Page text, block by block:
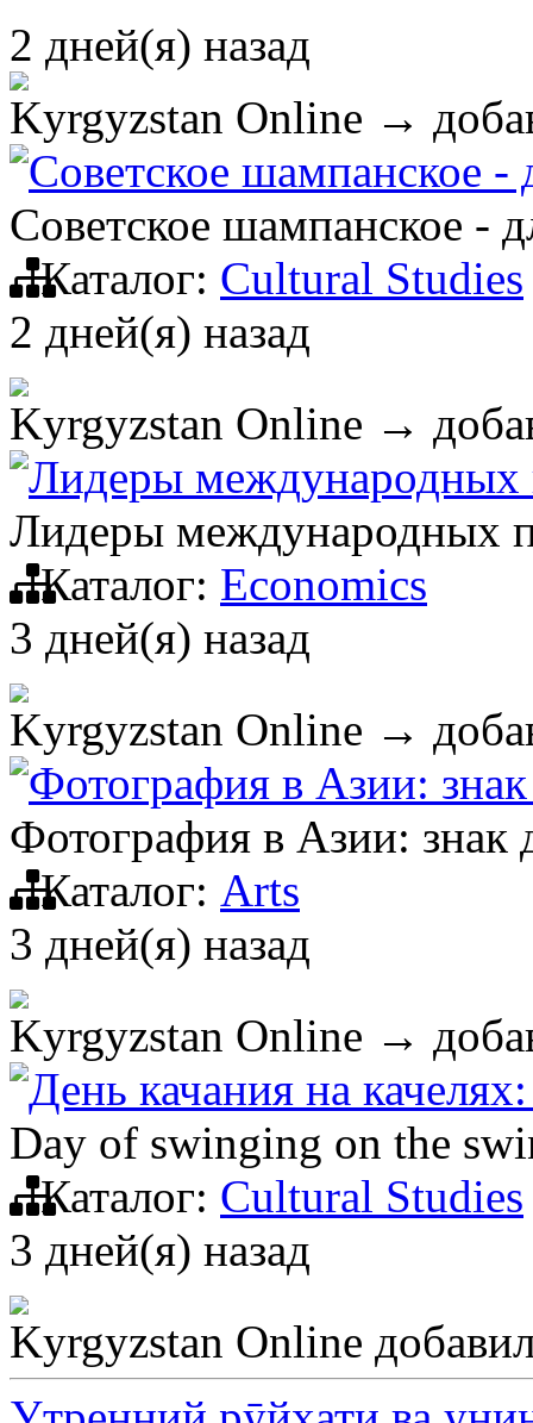
2 дней(я) назад
Kyrgyzstan Online →
Советское шампанское -
Советское шампанское -
Каталог: Cultural Studies
2 дней(я) назад
Kyrgyzstan Online →
Лидеры международных
Лидеры международных
Каталог: Economics
3 дней(я) назад
Kyrgyzstan Online →
Фотография в Азии:
Фотография в Азии: знак
Каталог: Arts
3 дней(я) назад
Kyrgyzstan Online →
День качания на
Day of swinging on the
Каталог: Cultural Studies
3 дней(я) назад
Kyrgyzstan Online